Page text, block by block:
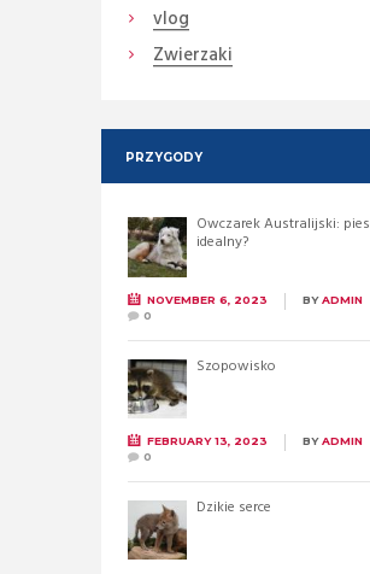
vlog
Zwierzaki
PRZYGODY
Owczarek Australijski: pies
idealny?
NOVEMBER 6, 2023 BYADMIN
0
Szopowisko
FEBRUARY 13, 2023 BYADMIN
0
Dzikie serce